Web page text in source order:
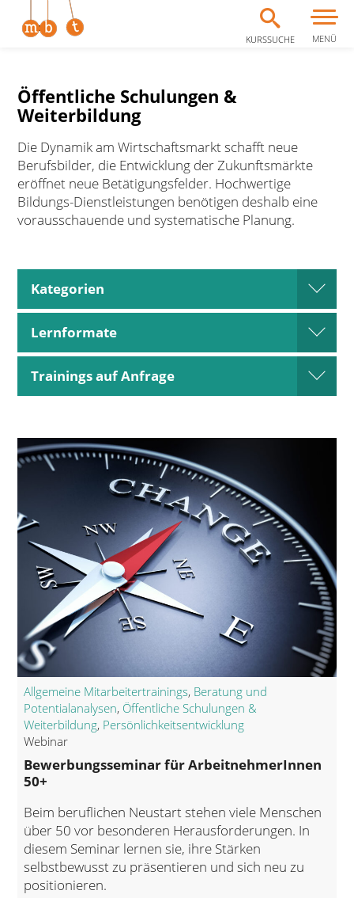
KURSSUCHE MENÜ
Öffentliche Schulungen &
Weiterbildung
Die Dynamik am Wirtschaftsmarkt schafft neue
Berufsbilder, die Entwicklung der Zukunftsmärkte
eröffnet neue Betätigungsfelder. Hochwertige
Bildungs-Dienstleistungen benötigen deshalb eine
vorausschauende und systematische Planung.
Kategorien
open
Lernformate
open
Trainings auf Anfrage
open
Allgemeine Mitarbeitertrainings, Beratung und
Potentialanalysen, Öffentliche Schulungen &
Weiterbildung, Persönlichkeitsentwicklung
Webinar
Bewerbungsseminar für ArbeitnehmerInnen
50+
Beim beruflichen Neustart stehen viele Menschen
über 50 vor besonderen Herausforderungen. In
diesem Seminar lernen sie, ihre Stärken
selbstbewusst zu präsentieren und sich neu zu
positionieren.